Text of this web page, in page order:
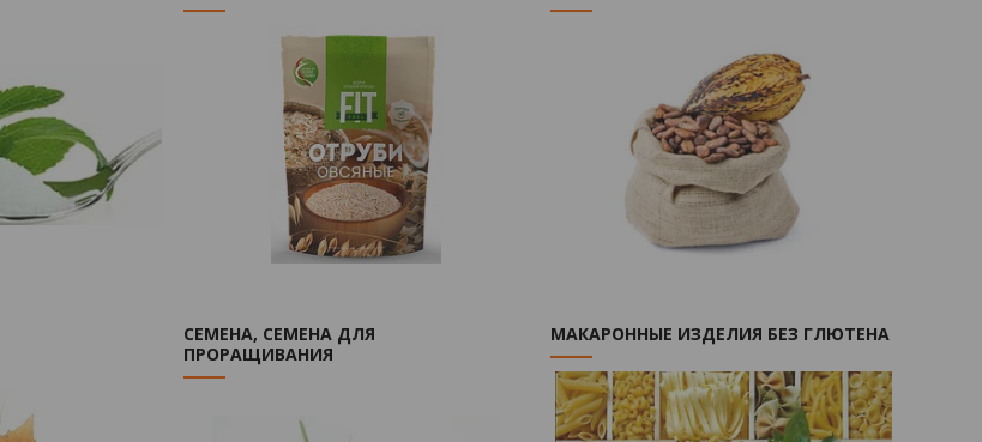
СЕМЕНА, СЕМЕНА ДЛЯ
ПРОРАЩИВАНИЯ
МАКАРОННЫЕ ИЗДЕЛИЯ БЕЗ ГЛЮТЕНА